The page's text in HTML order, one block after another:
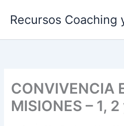
Recursos Coaching
CONVIVENCIA
MISIONES – 1,